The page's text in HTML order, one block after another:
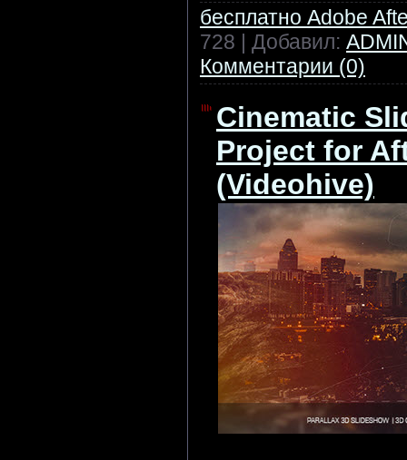
бесплатно Adobe
728 | Добавил:
Комментарии (0)
Cinematic
Project for
(Videohive)